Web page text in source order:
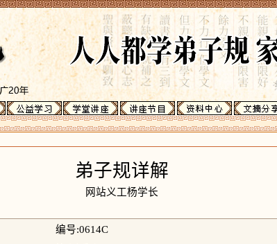
弟子规详解
网站义工杨学长
编号:0614C